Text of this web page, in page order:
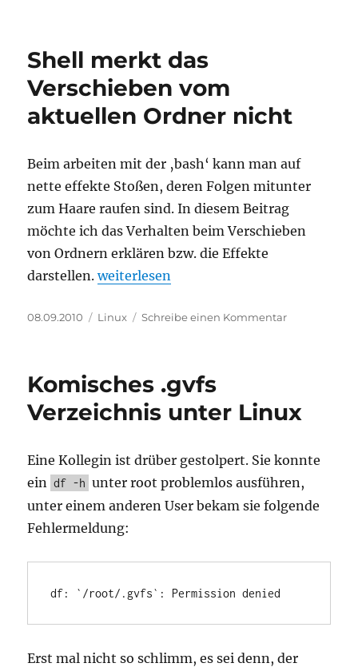
Shell merkt das
Verschieben vom
aktuellen Ordner nicht
Beim arbeiten mit der ‚bash‘ kann man auf
nette effekte Stoßen, deren Folgen mitunter
zum Haare raufen sind. In diesem Beitrag
möchte ich das Verhalten beim Verschieben
von Ordnern erklären bzw. die Effekte
darstellen.„Shell merkt das Verschieben vom
weiterlesen
Veröffentlicht
08.09.2010 Kategorien
Linux Schreibe einen Kommentarzu
aktuellen
Komisches .gvfs
Verzeichnis unter Linux
Eine Kollegin ist drüber gestolpert. Sie konnte
ein
df -h unter root problemlos ausführen,
unter einem anderen User bekam sie folgende
Fehlermeldung:
df: `/root/.gvfs`: Permission denied
Erst mal nicht so schlimm, es sei denn, der